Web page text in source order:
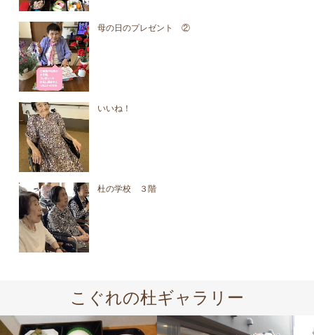
母の日のプレゼント ②
いいね！
杜の学校 ３階
こぐれの杜ギャラリー